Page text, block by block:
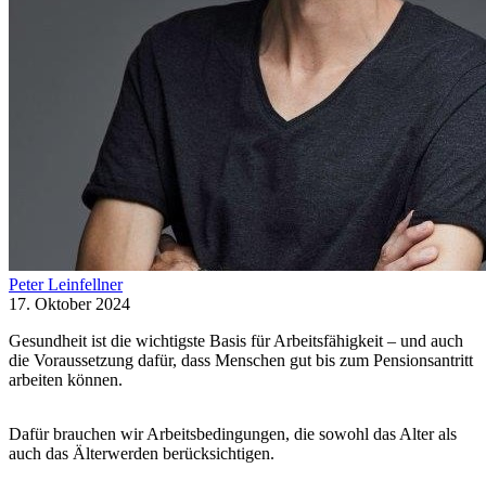
Peter Leinfellner
17. Oktober 2024
Gesundheit ist die wichtigste Basis für Arbeitsfähigkeit – und auch
die Voraussetzung dafür, dass Menschen gut bis zum Pensionsantritt
arbeiten können.
Dafür brauchen wir Arbeitsbedingungen, die sowohl das Alter als
auch das Älterwerden berücksichtigen.